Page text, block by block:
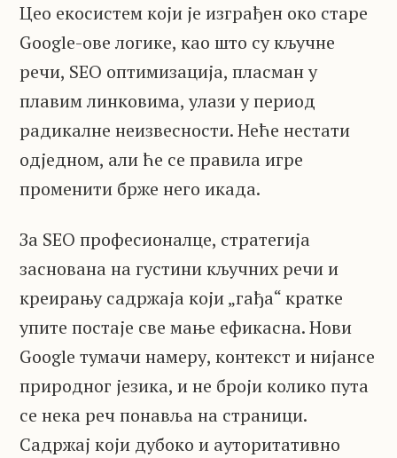
Цео екосистем који је изграђен око старе
Google-ове логике, као што су кључне
речи, SEO оптимизација, пласман у
плавим линковима, улази у период
радикалне неизвесности. Неће нестати
одједном, али ће се правила игре
променити брже него икада.
За SEO професионалце, стратегија
заснована на густини кључних речи и
креирању садржаја који „гађа“ кратке
упите постаје све мање ефикасна. Нови
Google тумачи намеру, контекст и нијансе
природног језика, и не броји колико пута
се нека реч понавља на страници.
Садржај који дубоко и ауторитативно